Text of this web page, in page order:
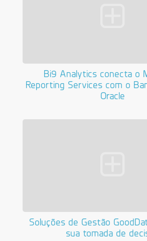
Bi9 Analytics conecta o
Reporting Services com o
Oracle
Soluções de Gestão
sua tomada de